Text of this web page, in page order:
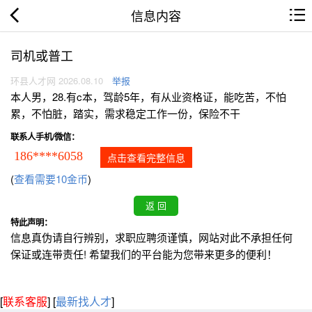
信息内容
司机或普工
环县人才网 2026.08.10 举报
本人男，28.有c本，驾龄5年，有从业资格证，能吃苦，不怕
累，不怕脏，踏实，需求稳定工作一份，保险不干
联系人手机/微信：
186****6058 点击查看完整信息
(查看需要10金币)
特此声明：
信息真伪请自行辨别，求职应聘须谨慎，网站对此不承担任何
保证或连带责任! 希望我们的平台能为您带来更多的便利！
[联系客服] [最新找人才]